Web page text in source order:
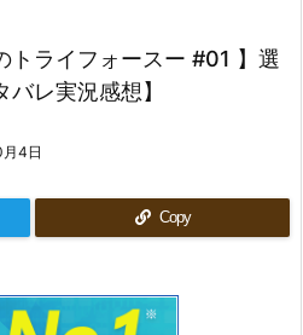
トライフォースー #01 】選
レ実況感想】
4日
Copy